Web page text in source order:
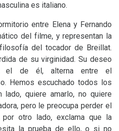
es italiano.
entre Elena y Fernando
del filme, y representan la
del tocador de Breillat.
de su virginidad. Su deseo
el de él, alterna entre el
Hemos escuchado todos los
quiere amarlo, no quiere
pero le preocupa perder el
por otro lado, exclama que la
la prueba de ello, o si no